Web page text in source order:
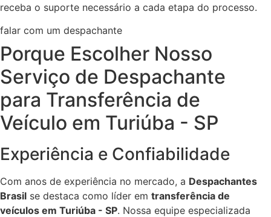
receba o suporte necessário a cada etapa do processo.
falar com um despachante
Porque Escolher Nosso
Serviço de Despachante
para Transferência de
Veículo em Turiúba - SP
Experiência e Confiabilidade
Com anos de experiência no mercado, a Despachantes
Brasil se destaca como líder em transferência de
veículos em Turiúba - SP. Nossa equipe especializada